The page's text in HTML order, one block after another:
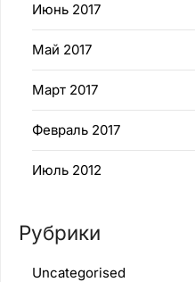
Июнь 2017
Май 2017
Март 2017
Февраль 2017
Июль 2012
Рубрики
Uncategorised